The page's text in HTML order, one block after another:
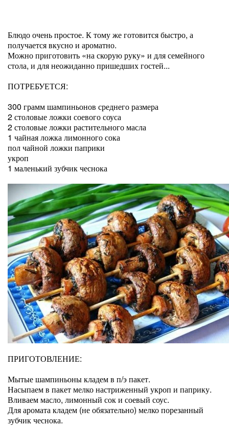
Блюдо очень простое. К тому же готовится быстро, а
получается вкусно и ароматно.
Можно приготовить «на скорую руку» и для семейного
стола, и для неожиданно пришедших гостей...
ПОТРЕБУЕТСЯ:
300 грамм шампиньонов среднего размера
2 столовые ложки соевого соуса
2 столовые ложки растительного масла
1 чайная ложка лимонного сока
пол чайной ложки паприки
укроп
1 маленький зубчик чеснока
ПРИГОТОВЛЕНИЕ:
Мытые шампиньоны кладем в п/э пакет.
Насыпаем в пакет мелко настриженный укроп и паприку.
Вливаем масло, лимонный сок и соевый соус.
Для аромата кладем (не обязательно) мелко порезанный
зубчик чеснока.